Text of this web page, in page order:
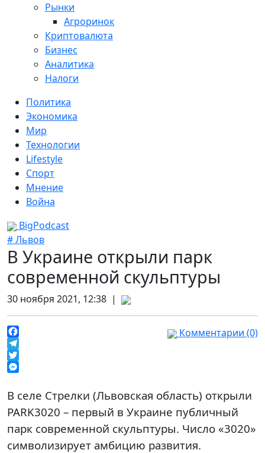
Рынки
Агроринок
Криптовалюта
Бизнес
Аналитика
Налоги
Политика
Экономика
Мир
Технологии
Lifestyle
Спорт
Мнение
Война
BigPodcast
# Львов
В Украине открыли парк
современной скульптуры
30 ноября 2021, 12:38 |
Facebook
Telegram
Twitter
Комментарии (0)
В селе Стрелки (Львовская область) открыли
PARK3020 – первый в Украине публичный
парк современной скульптуры. Число «3020»
символизирует амбицию развития.